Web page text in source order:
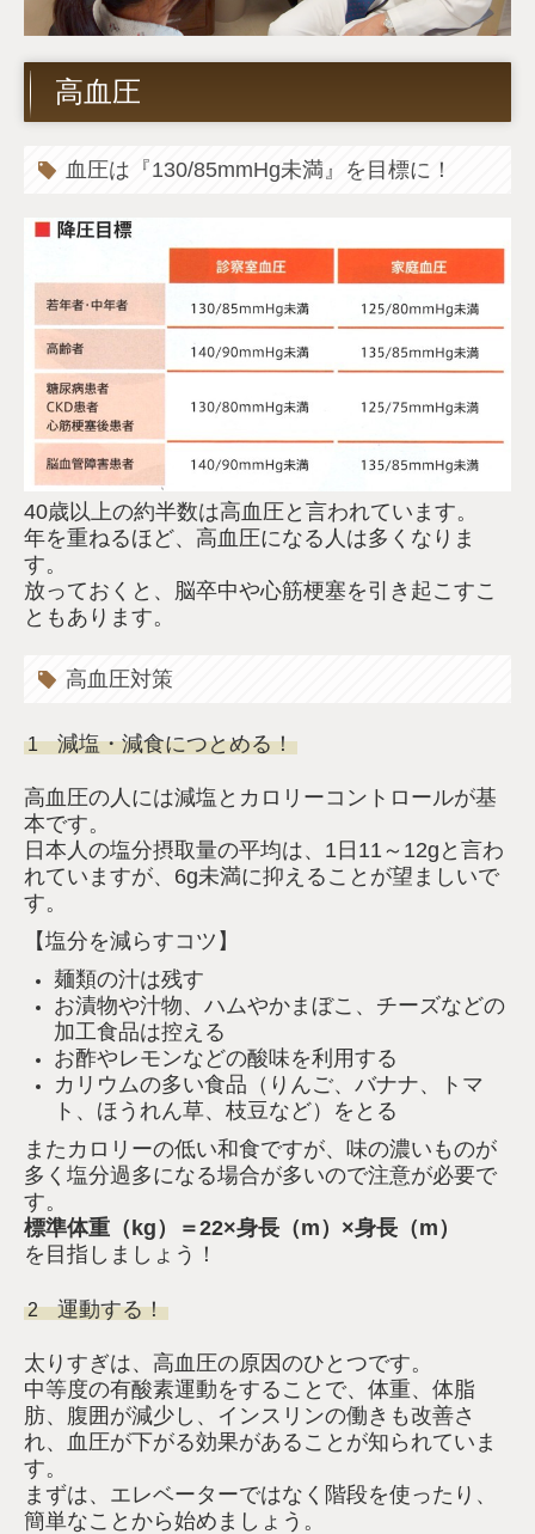
高血圧
血圧は『130/85mmHg未満』を目標に！
40歳以上の約半数は高血圧と言われています。
年を重ねるほど、高血圧になる人は多くなりま
す。
放っておくと、脳卒中や心筋梗塞を引き起こすこ
ともあります。
高血圧対策
1減塩・減食につとめる！
高血圧の人には減塩とカロリーコントロールが基
本です。
日本人の塩分摂取量の平均は、1日11～12gと言わ
れていますが、6g未満に抑えることが望ましいで
す。
【塩分を減らすコツ】
麺類の汁は残す
お漬物や汁物、ハムやかまぼこ、チーズなどの
加工食品は控える
お酢やレモンなどの酸味を利用する
カリウムの多い食品（りんご、バナナ、トマ
ト、ほうれん草、枝豆など）をとる
またカロリーの低い和食ですが、味の濃いものが
多く塩分過多になる場合が多いので注意が必要で
す。
標準体重（kg）＝22×身長（m）×身長（m）
を目指しましょう！
2運動する！
太りすぎは、高血圧の原因のひとつです。
中等度の有酸素運動をすることで、体重、体脂
肪、腹囲が減少し、インスリンの働きも改善さ
れ、血圧が下がる効果があることが知られていま
す。
まずは、エレベーターではなく階段を使ったり、
簡単なことから始めましょう。